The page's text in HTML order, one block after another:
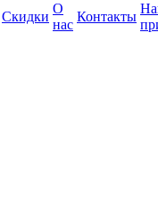
Скидки
О
нас
Контакты